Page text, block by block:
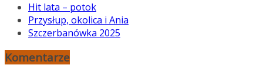
Hit lata – potok
Przysłup, okolica i Ania
Szczerbanówka 2025
Komentarze